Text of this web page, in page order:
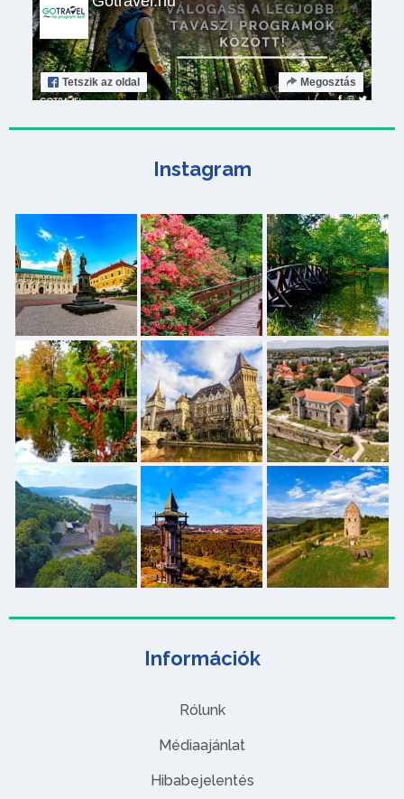
Információk
Rólunk
Médiaajánlat
Hibabejelentés
Tetszik az oldal Megosztás
Instagram